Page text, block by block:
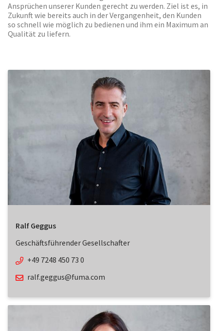
Ansprüchen unserer Kunden gerecht zu werden. Ziel ist es, in
Zukunft wie bereits auch in der Vergangenheit, den Kunden
so schnell wie möglich zu bedienen und ihm ein Maximum an
Qualität zu liefern.
Ralf Geggus
Geschäftsführender Gesellschafter
+49 7248 450 73 0
ralf.geggus@fuma.com